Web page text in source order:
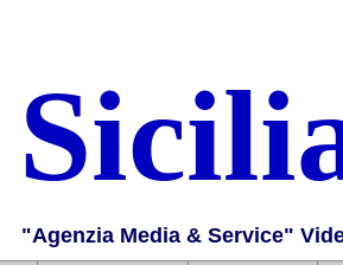
"Agenzia Media & Service"